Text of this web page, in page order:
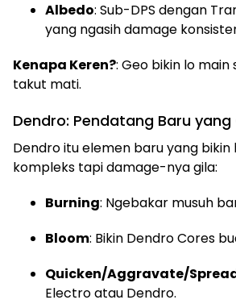
Albedo: Sub-DPS dengan
yang ngasih damage
Kenapa Keren?: Geo bikin lo
takut mati.
Dendro: Pendatang Baru yang
Dendro itu elemen baru yang bikin
kompleks tapi damage-nya gila:
Burning: Ngebakar musuh
Bloom: Bikin Dendro Cores
Quicken/Aggravate/
Electro atau Dendro.